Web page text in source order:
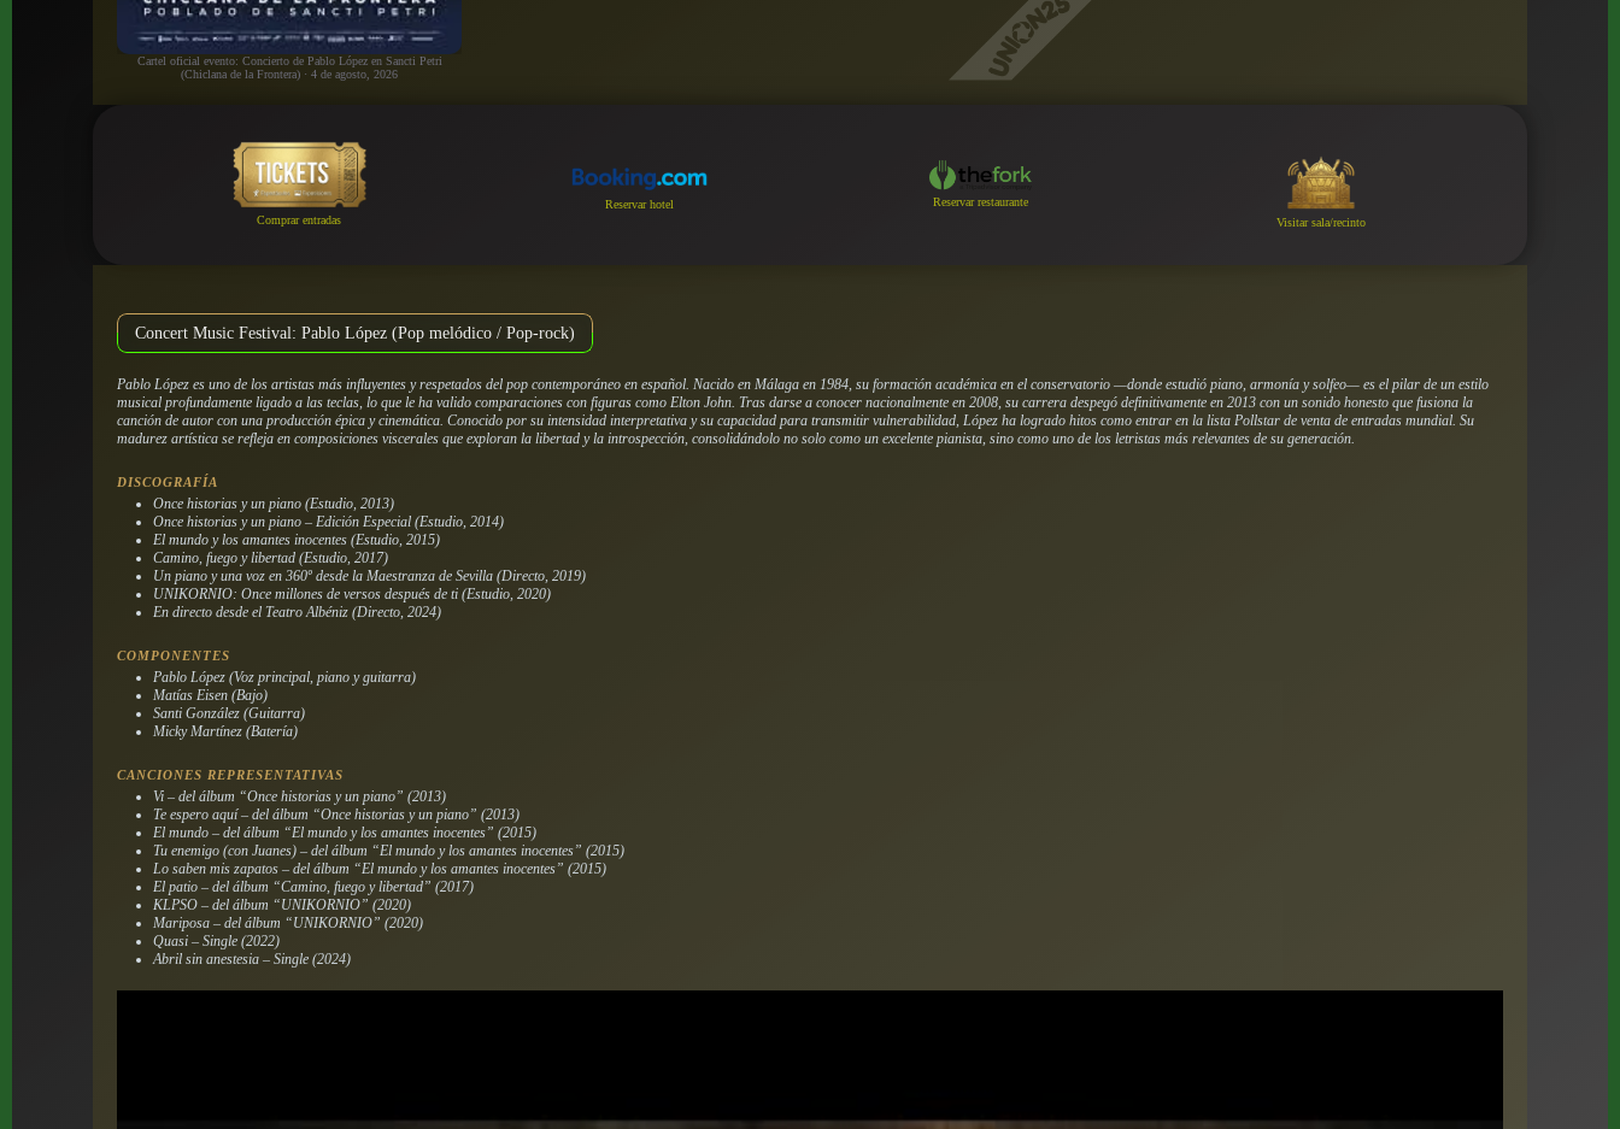
Cartel oficial evento: Concierto de Pablo López en Sancti Petri
(Chiclana de la Frontera) · 4 de agosto, 2026
Comprar entradas
Reservar hotel
Reservar restaurante
Visitar sala/recinto
Concert Music Festival: Pablo López (Pop melódico / Pop-rock)
Pablo López es uno de los artistas más influyentes y respetados del pop contemporáneo en español. Nacido en Málaga en 1984, su formación académica en el conservatorio —donde estudió piano, armonía y solfeo— es el pilar de un estilo
musical profundamente ligado a las teclas, lo que le ha valido comparaciones con figuras como Elton John. Tras darse a conocer nacionalmente en 2008, su carrera despegó definitivamente en 2013 con un sonido honesto que fusiona la
canción de autor con una producción épica y cinemática. Conocido por su intensidad interpretativa y su capacidad para transmitir vulnerabilidad, López ha logrado hitos como entrar en la lista Pollstar de venta de entradas mundial. Su
madurez artística se refleja en composiciones viscerales que exploran la libertad y la introspección, consolidándolo no solo como un excelente pianista, sino como uno de los letristas más relevantes de su generación.
DISCOGRAFÍA
Once historias y un piano (Estudio, 2013)
Once historias y un piano – Edición Especial (Estudio, 2014)
El mundo y los amantes inocentes (Estudio, 2015)
Camino, fuego y libertad (Estudio, 2017)
Un piano y una voz en 360º desde la Maestranza de Sevilla (Directo, 2019)
UNIKORNIO: Once millones de versos después de ti (Estudio, 2020)
En directo desde el Teatro Albéniz (Directo, 2024)
COMPONENTES
Pablo López (Voz principal, piano y guitarra)
Matías Eisen (Bajo)
Santi González (Guitarra)
Micky Martínez (Batería)
CANCIONES REPRESENTATIVAS
Vi – del álbum “Once historias y un piano” (2013)
Te espero aquí – del álbum “Once historias y un piano” (2013)
El mundo – del álbum “El mundo y los amantes inocentes” (2015)
Tu enemigo (con Juanes) – del álbum “El mundo y los amantes inocentes” (2015)
Lo saben mis zapatos – del álbum “El mundo y los amantes inocentes” (2015)
El patio – del álbum “Camino, fuego y libertad” (2017)
KLPSO – del álbum “UNIKORNIO” (2020)
Mariposa – del álbum “UNIKORNIO” (2020)
Quasi – Single (2022)
Abril sin anestesia – Single (2024)